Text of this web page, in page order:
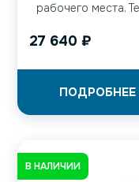
рабочего места.
27 640 ₽
ПОДРОБНЕЕ
В НАЛИЧИИ